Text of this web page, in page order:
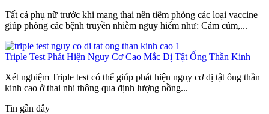
Tất cả phụ nữ trước khi mang thai nên tiêm phòng các loại vaccine
giúp phòng các bệnh truyền nhiễm nguy hiểm như: Cảm cúm,...
Triple Test Phát Hiện Nguy Cơ Cao Mắc Dị Tật Ống Thần Kinh
Xét nghiệm Triple test có thể giúp phát hiện nguy cơ dị tật ống thần
kinh cao ở thai nhi thông qua định lượng nồng...
Tin gần đây